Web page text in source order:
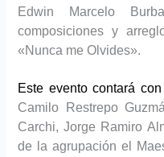
Edwin Marcelo
composiciones y
«Nunca me Olvides».
Este evento contará
Camilo Restrepo
Carchi, Jorge Ramiro
de la agrupación el